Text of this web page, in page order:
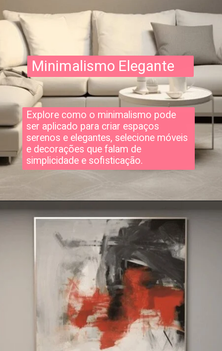
Minimalismo Elegante
Explore como o minimalismo pode
ser aplicado para criar espaços
serenos e elegantes, selecione móveis
e decorações que falam de
simplicidade e sofisticação.